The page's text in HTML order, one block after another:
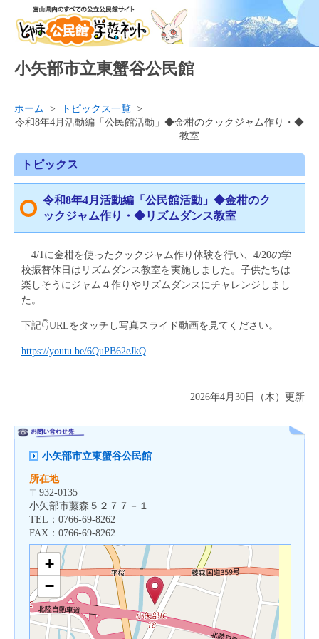
小矢部市立東蟹谷公民館
ホーム > トピックス一覧 >
令和8年4月活動編「公民館活動」◆金柑のクックジャム作り・◆リ
教室
トピックス
令和8年4月活動編「公民館活動」◆金柑のク
ックジャム作り・◆リズムダンス教室
4/1に金柑を使ったクックジャム作り体験を行い、4/20の学
校振替休日はリズムダンス教室を実施しました。子供たちは
楽しそうにジャム４作りやリズムダンスにチャレンジしまし
た。
下記👇URLをタッチし写真スライド動画を見てください。
https://youtu.be/6QuPB62eJkQ
2026年4月30日（木）更新
小矢部市立東蟹谷公民館
所在地
〒 932-0135
小矢部市藤森５２７７－１
TEL： 0766-69-8262
FAX： 0766-69-8262
+
−